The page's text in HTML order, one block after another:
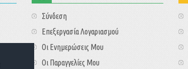
Σύνδεση
Επεξεργασία Λογαριασμού
Οι Ενημερώσεις Μου
Οι Παραγγελίες Μου